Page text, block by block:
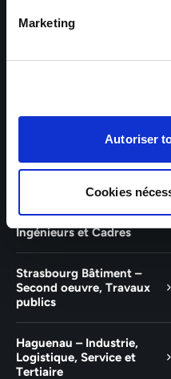
Marketing
Autoriser
Cookies
Bâtiment et Tertiaire
Guebwiller – Industrie,
Experts Strasbourg –
Illkirch-Graffenstaden
Tertiaire, Techniciens,
Ingénieurs et Cadres
Strasbourg Bâtiment –
Second oeuvre, Travaux
publics
Haguenau – Industrie,
Logistique, Service et
Tertiaire